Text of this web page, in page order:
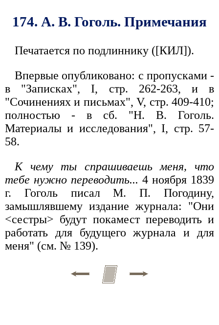
174. А. В. Гоголь. Примечания
Печатается по подлиннику ([КИЛ]).
Впервые опубликовано: с пропусками -
в "Записках", I, стр. 262-263, и в
"Сочинениях и письмах", V, стр. 409-410;
полностью - в сб. "Н. В. Гоголь.
Материалы и исследования", I, стр. 57-
58.
К чему ты спрашиваешь меня, что
тебе нужно переводить... 4 ноября 1839
г. Гоголь писал М. П. Погодину,
замышлявшему издание журнала: "Они
<сестры> будут покамест переводить и
работать для будущего журнала и для
меня" (см. № 139).